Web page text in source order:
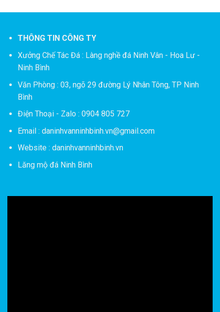
THÔNG TIN CÔNG TY
Xưởng Chế Tác Đá : Làng nghề đá Ninh Vân - Hoa Lư -
Ninh Bình
Văn Phòng : 03, ngõ 29 đường Lý Nhân Tông, TP Ninh
Bình
Điện Thoại - Zalo : 0904 805 727
Email : daninhvanninhbinh.vn@gmail.com
Website : daninhvanninhbinh.vn
Lăng mộ đá Ninh Bình